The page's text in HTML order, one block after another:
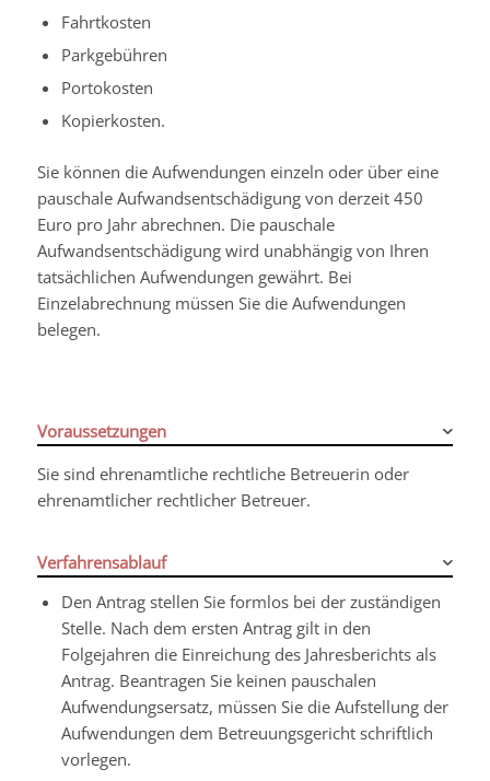
Fahrtkosten
Parkgebühren
Portokosten
Kopierkosten.
Sie können die Aufwendungen einzeln oder über eine
pauschale Aufwandsentschädigung von derzeit 450
Euro pro Jahr abrechnen. Die pauschale
Aufwandsentschädigung wird unabhängig von Ihren
tatsächlichen Aufwendungen gewährt. Bei
Einzelabrechnung müssen Sie die Aufwendungen
belegen.
Voraussetzungen
Sie sind ehrenamtliche rechtliche Betreuerin oder
ehrenamtlicher rechtlicher Betreuer.
Verfahrensablauf
Den Antrag stellen Sie formlos bei der zuständigen
Stelle. Nach dem ersten Antrag gilt in den
Folgejahren die Einreichung des Jahresberichts als
Antrag. Beantragen Sie keinen pauschalen
Aufwendungsersatz, müssen Sie die Aufstellung der
Aufwendungen dem Betreuungsgericht schriftlich
vorlegen.